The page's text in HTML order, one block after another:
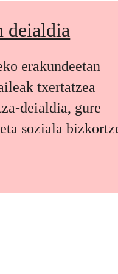
deialdia
erakundeetan
txertatzea
deialdia, gure
soziala